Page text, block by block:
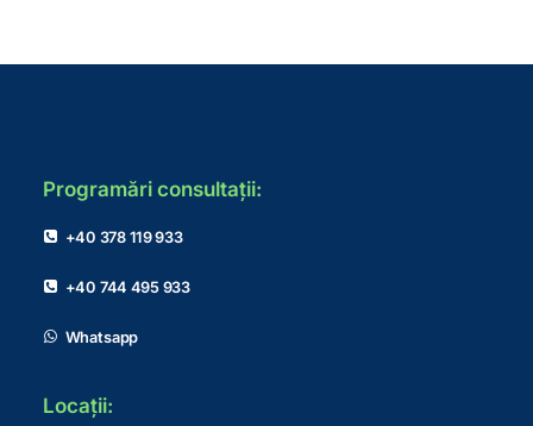
Programări consultații:
+40 378 119 933
+40 744 495 933
Whatsapp
Locații: